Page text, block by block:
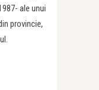
ale unui
provincie,